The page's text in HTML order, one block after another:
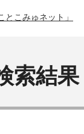
こみゅネット」
索結果